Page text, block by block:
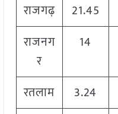
राजगढ़
21.45
राजनग
र
14
रतलाम 3.24